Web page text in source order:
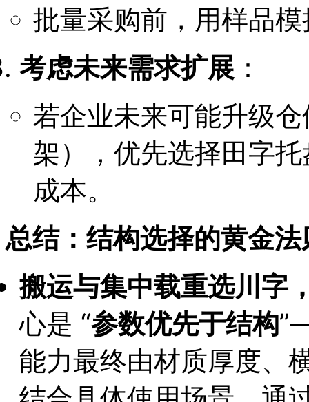
批量采购前，用样品
考虑未来需求扩展 ：
若企业未来可能升级
架），优先选择田字
成本。
总结：结构选择的黄金法
搬运与集中载重选川字
心是 “参数优先于结构
能力最终由材质厚度、